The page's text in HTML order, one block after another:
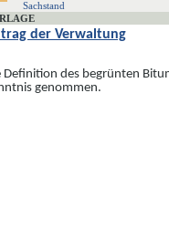
Sachstand
der Verwaltung
Definition des begrünten
genommen.